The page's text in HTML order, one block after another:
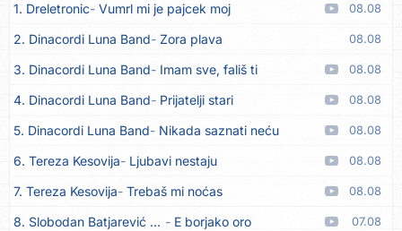
1. Dreletronic Vumrl mi je pajcek moj 08.08
2. Dinacordi Luna Band Zora plava 08.08
3. Dinacordi Luna Band Imam sve, fališ ti 08.08
4. Dinacordi Luna Band Prijatelji stari 08.08
5. Dinacordi Luna Band Nikada saznati neću 08.08
6. Tereza Kesovija Ljubavi nestaju 08.08
7. Tereza Kesovija Trebaš mi noćas 08.08
8. Slobodan Batjarević Čobe E borjako oro 07.08